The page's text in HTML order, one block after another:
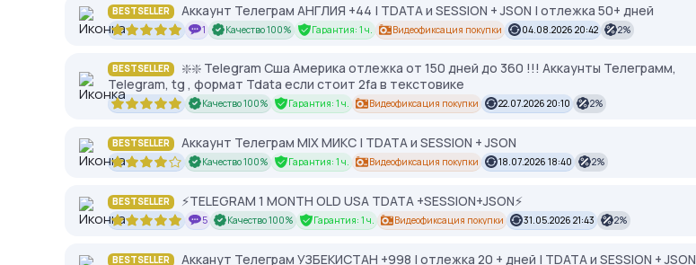
BESTSELLER Аккаунт Телеграм АНГЛИЯ +44 | TDATA и SESSION + JSON | отлежка 50+ дней
1 Качество 100% Гарантия: 1 ч. Видеофиксация покупки 04.08.2026 20:42 2%
BESTSELLER
❇️❇️ Telegram Сша Америка отлежка от 150 дней до 360 !!! Аккаунты Телеграмм,
Telegram, tg , формат Tdata если стоит 2fa в текстовике
Качество 100% Гарантия: 1 ч. Видеофиксация покупки 22.07.2026 20:10 2%
BESTSELLER Аккаунт Телеграм MIX МИКС | TDATA и SESSION + JSON
Качество 100% Гарантия: 1 ч. Видеофиксация покупки 18.07.2026 18:40 2%
BESTSELLER ⚡️TELEGRAM 1 MONTH OLD USA TDATA +SESSION+JSON⚡️
5 Качество 100% Гарантия: 1 ч. Видеофиксация покупки 31.05.2026 21:43 2%
BESTSELLER Акканут Телеграм УЗБЕКИСТАН +998 | отлежка 20 + дней | TDATA и SESSION + JSON